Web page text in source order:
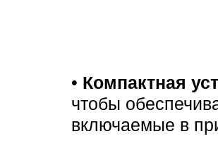
• Компактная
чтобы
включаемые в